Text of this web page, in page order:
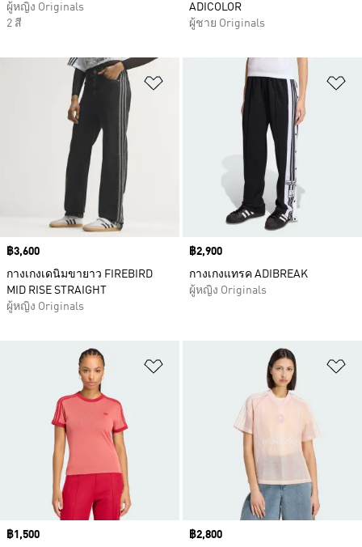
ผู้หญิง Originals
2 สี
ADICOLOR
ผู้ชาย Originals
เพิ่มไปยังรายการสินค้าโปรด
Price
฿3,600
กางเกงเดนิมขายาว FIREBIRD
MID RISE STRAIGHT
ผู้หญิง Originals
Price
฿2,900
กางเกงแทรค ADIBREAK
ผู้หญิง Originals
เพิ่มไปยังรายการสินค้าโปรด
Price
฿1,500
Price
฿2,800